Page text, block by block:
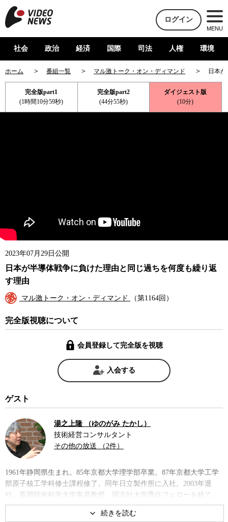
ログイン
MENU
社会 政治 経済 国際 司法 人権 環境
ホーム 番組一覧 マル激トーク・オン・ディマンド 日本
完全版part1
(1時間10分59秒)
完全版part2
(44分55秒)
ダイジェスト版
(10分)
2023年07月29日公開
日本が半導体戦争に負けた理由と同じ過ちを何度も繰り返
す理由
マル激トーク・オン・ディマンド （第1164回）
完全版視聴について
会員登録して完全版を視聴
入会する
ゲスト
湯之上隆 （ゆのがみ たかし）
技術経営コンサルタント
その他の放送 （2件）
1961年静岡県生まれ。85年京都大学理学部卒業。87年京都大学工学
部原子核工学科修士課程修了。同年日立製作所に入社。2003年退
社。長岡技術科学大学客員教授、同志社大学専任フェローを経て、
10年微細加工研究所を設立し所長に就任。工学博士。東北大学工学
部、京都大学工学部などの非常勤講師を兼務。著書に『半導体有